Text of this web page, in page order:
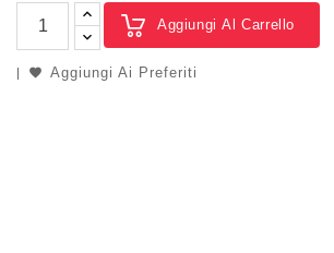
Aggiungi Al Carrello
Aggiungi Ai Preferiti